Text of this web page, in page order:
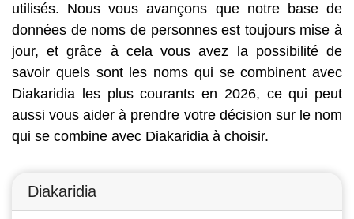
utilisés. Nous vous avançons que notre base de
données de noms de personnes est toujours mise à
jour, et grâce à cela vous avez la possibilité de
savoir quels sont les noms qui se combinent avec
Diakaridia les plus courants en 2026, ce qui peut
aussi vous aider à prendre votre décision sur le nom
qui se combine avec Diakaridia à choisir.
Diakaridia